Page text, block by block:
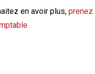
en avoir plus, prenez